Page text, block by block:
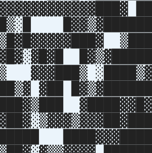
▓▓▓███▒
▓██